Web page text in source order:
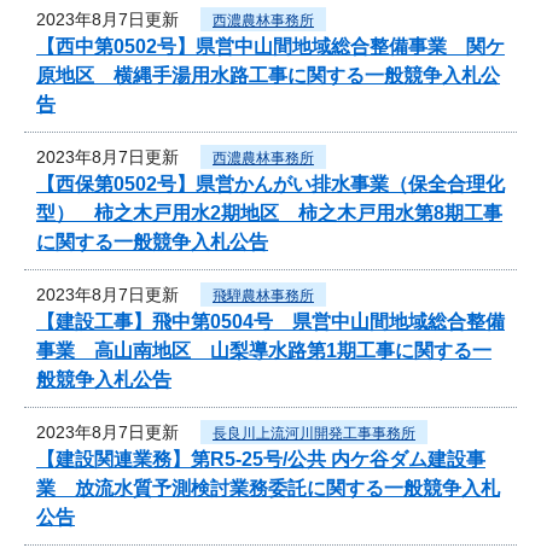
2023年8月7日更新 西濃農林事務所
【西中第0502号】県営中山間地域総合整備事業 関ケ
原地区 横縄手湯用水路工事に関する一般競争入札公
告
2023年8月7日更新 西濃農林事務所
【西保第0502号】県営かんがい排水事業（保全合理化
型） 柿之木戸用水2期地区 柿之木戸用水第8期工事
に関する一般競争入札公告
2023年8月7日更新 飛騨農林事務所
【建設工事】飛中第0504号 県営中山間地域総合整備
事業 高山南地区 山梨導水路第1期工事に関する一
般競争入札公告
2023年8月7日更新 長良川上流河川開発工事事務所
【建設関連業務】第R5-25号/公共 内ケ谷ダム建設事
業 放流水質予測検討業務委託に関する一般競争入札
公告